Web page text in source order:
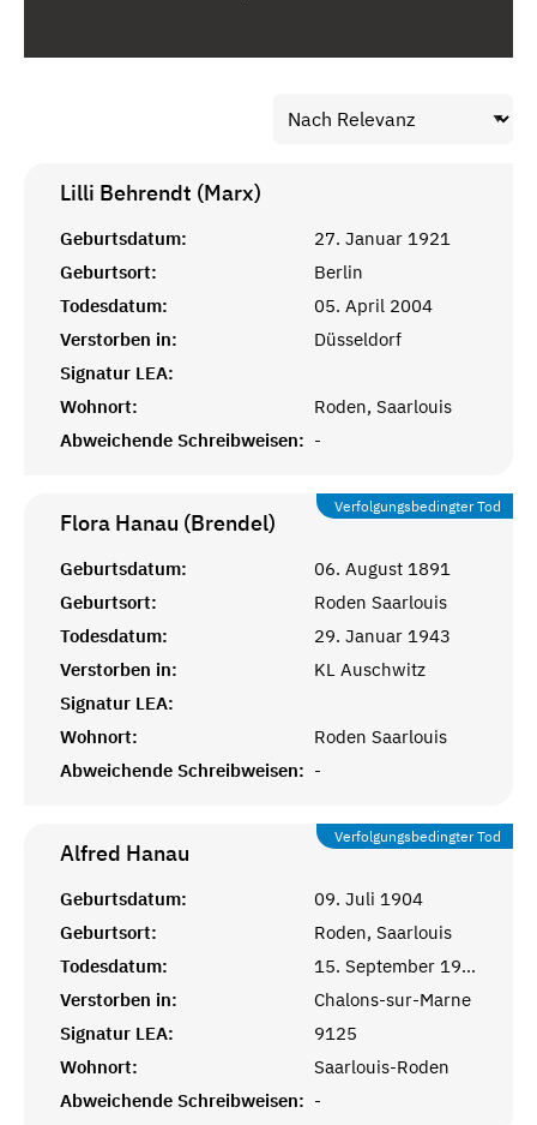
Lilli Behrendt (Marx)
Geburtsdatum:
27. Januar 1921
Geburtsort:
Berlin
Todesdatum:
05. April 2004
Verstorben in:
Düsseldorf
Signatur LEA:
Wohnort:
Roden, Saarlouis
Abweichende Schreibweisen: -
Verfolgungsbedingter Tod
Flora Hanau (Brendel)
Geburtsdatum:
06. August 1891
Geburtsort:
Roden Saarlouis
Todesdatum:
29. Januar 1943
Verstorben in:
KL Auschwitz
Signatur LEA:
Wohnort:
Roden Saarlouis
Abweichende Schreibweisen: -
Verfolgungsbedingter Tod
Alfred Hanau
Geburtsdatum:
09. Juli 1904
Geburtsort:
Roden, Saarlouis
Todesdatum:
15. September 1941
Verstorben in:
Chalons-sur-Marne
Signatur LEA:
9125
Wohnort:
Saarlouis-Roden
Abweichende Schreibweisen: -